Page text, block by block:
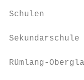
Schulen
Rümlang-